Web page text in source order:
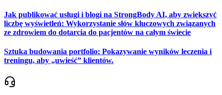
Jak publikować usługi i blogi na StrongBody AI, aby zwiększyć
liczbę wyświetleń: Wykorzystanie słów kluczowych związanych
ze zdrowiem do dotarcia do pacjentów na całym świecie
Sztuka budowania portfolio: Pokazywanie wyników leczenia i
treningu, aby „uwieść” klientów.